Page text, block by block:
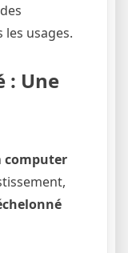
usages.
: Une
computer